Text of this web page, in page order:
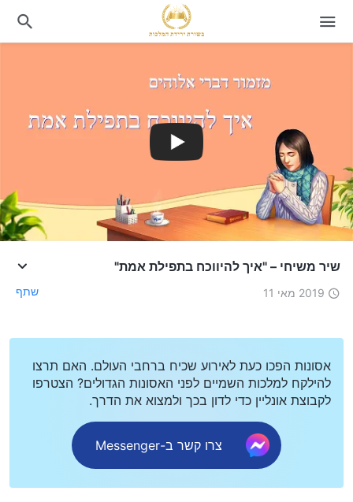
שיר משיחי – "איך להיווכח בתפילת אמת"
2019 מאי 11 שתף
אסונות הפכו כעת לאירוע שכיח ברחבי העולם. האם תרצו
להילקח למלכות השמיים לפני האסונות הגדולים? הצטרפו
לקבוצת אונליין כדי לדון בכך ולמצוא את הדרך.
צרו קשר ב-Messenger